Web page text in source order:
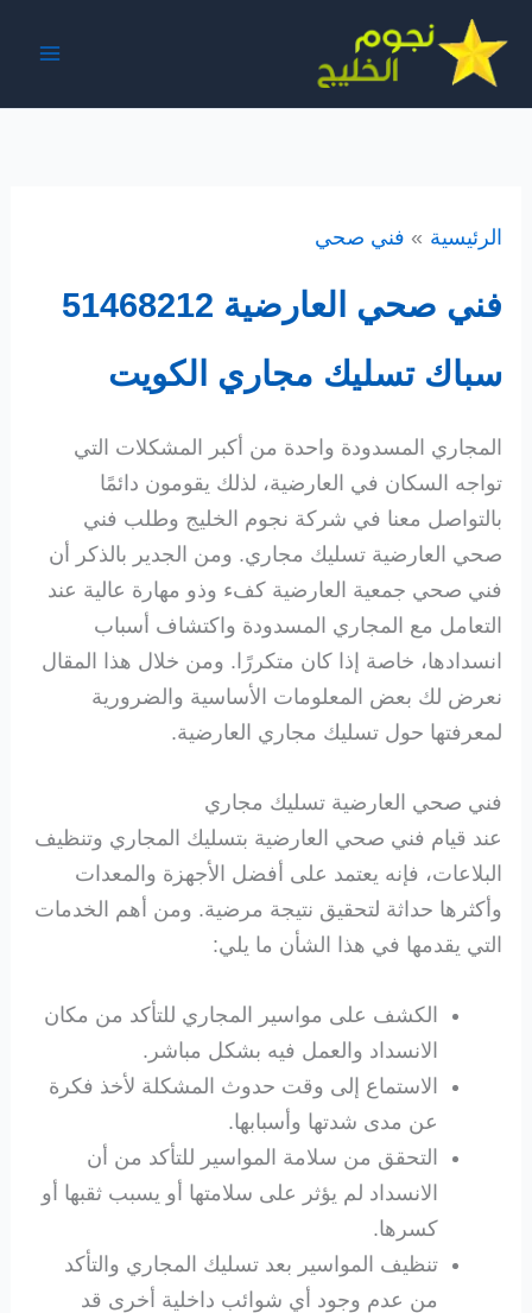
المحتوى
الرئيسية فني صحي
فني صحي العارضية 51468212
سباك تسليك مجاري الكويت
المجاري المسدودة واحدة من أكبر المشكلات التي
تواجه السكان في العارضية، لذلك يقومون دائمًا
بالتواصل معنا في شركة نجوم الخليج وطلب فني
صحي العارضية تسليك مجاري. ومن الجدير بالذكر أن
فني صحي جمعية العارضية كفء وذو مهارة عالية عند
التعامل مع المجاري المسدودة واكتشاف أسباب
انسدادها، خاصة إذا كان متكررًا. ومن خلال هذا المقال
نعرض لك بعض المعلومات الأساسية والضرورية
لمعرفتها حول تسليك مجاري العارضية.
فني صحي العارضية تسليك مجاري
عند قيام فني صحي العارضية بتسليك المجاري وتنظيف
البلاعات، فإنه يعتمد على أفضل الأجهزة والمعدات
وأكثرها حداثة لتحقيق نتيجة مرضية. ومن أهم الخدمات
التي يقدمها في هذا الشأن ما يلي:
الكشف على مواسير المجاري للتأكد من مكان
الانسداد والعمل فيه بشكل مباشر.
الاستماع إلى وقت حدوث المشكلة لأخذ فكرة
عن مدى شدتها وأسبابها.
التحقق من سلامة المواسير للتأكد من أن
الانسداد لم يؤثر على سلامتها أو يسبب ثقبها أو
كسرها.
تنظيف المواسير بعد تسليك المجاري والتأكد
من عدم وجود أي شوائب داخلية أخرى قد